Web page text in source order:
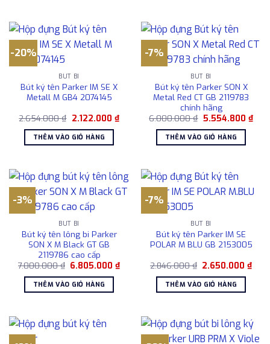
-20%
BÚT BI
Bút ký tên Parker IM SE X
Metall M GB4 2074145
2.654.000₫ Giá
là:
2.654.000 ₫.
2.122.000 ₫Giá
hiện
2.122.000 ₫.
THÊM VÀO GIỎ HÀNG
-7%
BÚT BI
Bút ký tên Parker SON X
Metal Red CT GB 2119783
chính hãng
6.000.000₫ Giá
là:
6.000.000 ₫.
5.554.800 ₫Giá
hiện
THÊM VÀO GIỎ HÀNG
-3%
BÚT BI
Bút ký tên lông bi Parker
SON X M Black GT GB
2119786 cao cấp
7.000.000₫ Giá
là:
7.000.000 ₫.
6.805.000₫Giá
THÊM VÀO GIỎ HÀNG
-7%
BÚT BI
Bút ký tên Parker IM SE
POLAR M BLU GB 2153005
2.846.000₫ Giá
là:
2.846.000 ₫.
2.650.000₫Giá
THÊM VÀO GIỎ HÀNG